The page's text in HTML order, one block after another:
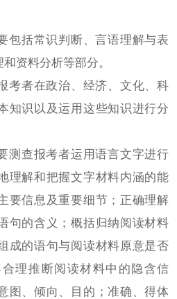
包括常识判断、言语理解与表
资料分析等部分。
考者在政治、经济、文化、科
知识以及运用这些知识进行分
测查报考者运用语言文字进行
理解和把握文字材料内涵的能
要信息及重要细节；正确理解
句的含义；概括归纳阅读材料
成的语句与阅读材料原意是否
理推断阅读材料中的隐含信
图、倾向、目的；准确、得体